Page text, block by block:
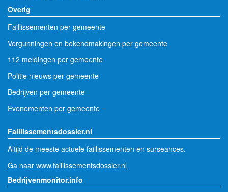
Overig
Faillissementen per gemeente
Vergunningen en bekendmakingen per gemeente
112 meldingen per gemeente
Politie nieuws per gemeente
Bedrijven per gemeente
Evenementen per gemeente
Faillissementsdossier.nl
Altijd de meeste actuele faillissementen en surseances.
Ga naar www.faillissementsdossier.nl
Bedrijvenmonitor.info